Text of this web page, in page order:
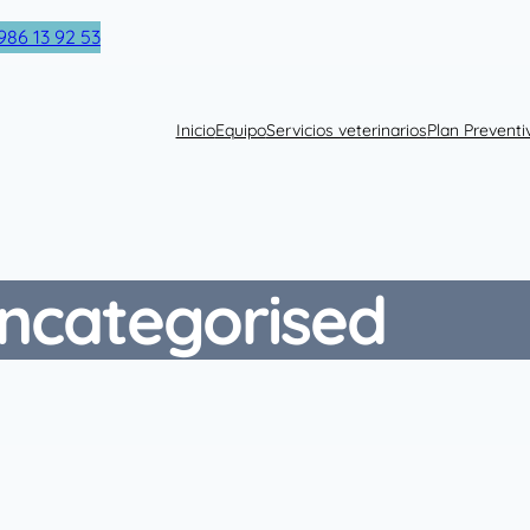
13 92 53
InicioEquipoServicios veterinariosPlan